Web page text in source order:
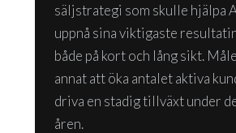
säljstrategi som skulle hjälpa
uppnå sina viktigaste
både på kort och lång sikt.
annat att öka antalet aktiva
driva en stadig tillväxt under
åren.